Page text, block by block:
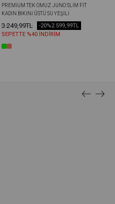
PREMIUM TEK OMUZ JUNO SLIM FIT
KADIN BIKINI ÜSTÜ SU YEŞILI
3.249,99TL 2.599,99TL
-20%
SEPETTE %40 İNDİRİM